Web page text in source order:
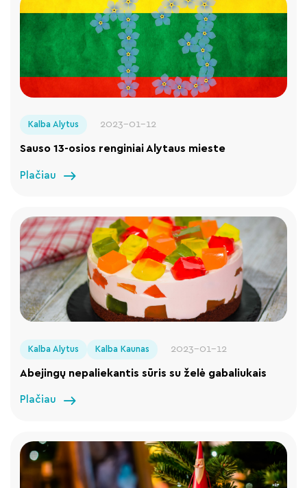
Kalba Alytus 2023-01-12
Sauso 13-osios renginiai Alytaus mieste
Plačiau
Kalba Alytus Kalba Kaunas 2023-01-12
Abejingų nepaliekantis sūris su želė gabaliukais
Plačiau